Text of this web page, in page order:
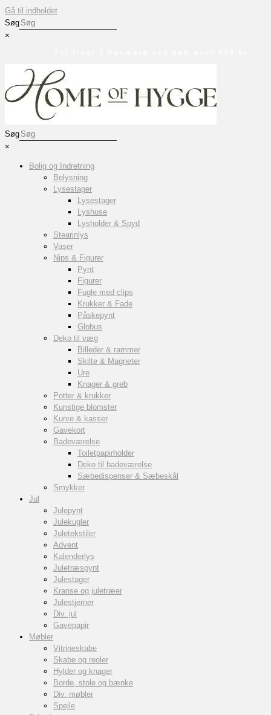
Gå til indholdet
Søg
×
Søg
×
Bolig og Indretning
Belysning
Lysestager
Lysestager
Lyshuse
Lysholder & Spyd
Stearinlys
Vaser
Nips & Figurer
Pynt
Figurer
Fugle med clips
Krukker & Fade
Påskepynt
Globus
Deko til væg
Billeder & rammer
Skilte & Magneter
Ure
Knager & greb
Potter & krukker
Kunstige blomster
Kurve & kasser
Gavekort
Badeværelse
Toiletpapirholder
Deko til badeværelse
Sæbedispenser & Sæbeskål
Smykker
Jul
Julepynt
Julekugler
Juletekstiler
Advent
Kalenderlys
Juletræspynt
Julestager
Kranse og juletræer
Julestjerner
Div. jul
Gavepapir
Møbler
Vitrineskabe
Skabe og reoler
Hylder og knager
Borde, stole og bænke
Div. møbler
Spejle